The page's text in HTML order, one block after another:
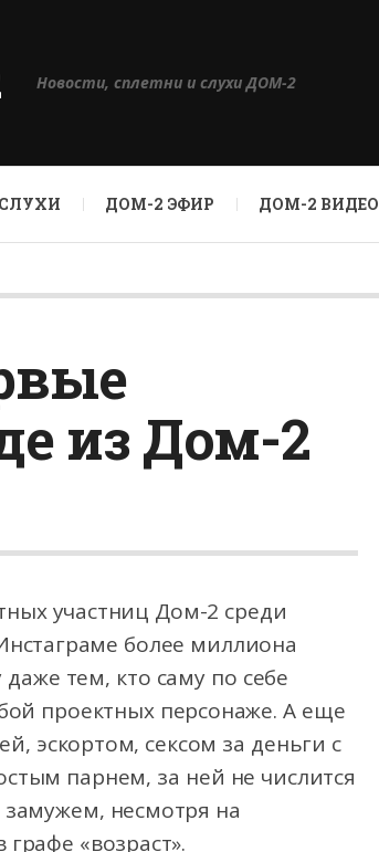
Новости, сплетни и слухи ДОМ-2
ДОМ-2 ЭФИР ДОМ-2 ВИДЕО
из Дом-2
участниц Дом-2 среди
более миллиона
даже тем, кто саму по себе
проектных персонаже. А еще
эскортом, сексом за деньги с
парнем, за ней не числится
несмотря на
«возраст».